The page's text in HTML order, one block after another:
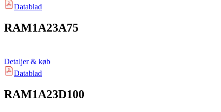
Datablad
RAM1A23A75
Detaljer & køb
Datablad
RAM1A23D100